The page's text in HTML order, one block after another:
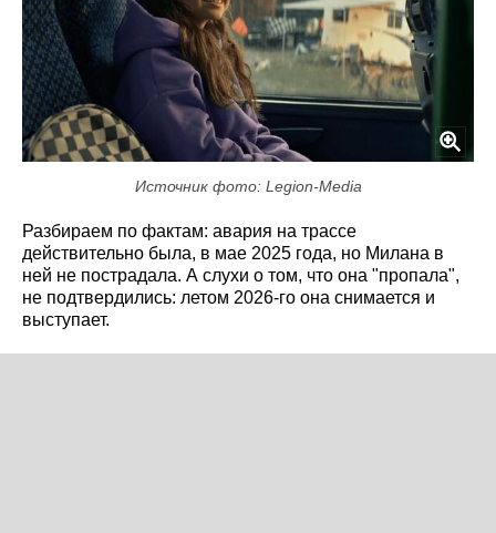
Источник фото: Legion-Media
Разбираем по фактам: авария на трассе
действительно была, в мае 2025 года, но Милана в
ней не пострадала. А слухи о том, что она "пропала",
не подтвердились: летом 2026-го она снимается и
выступает.